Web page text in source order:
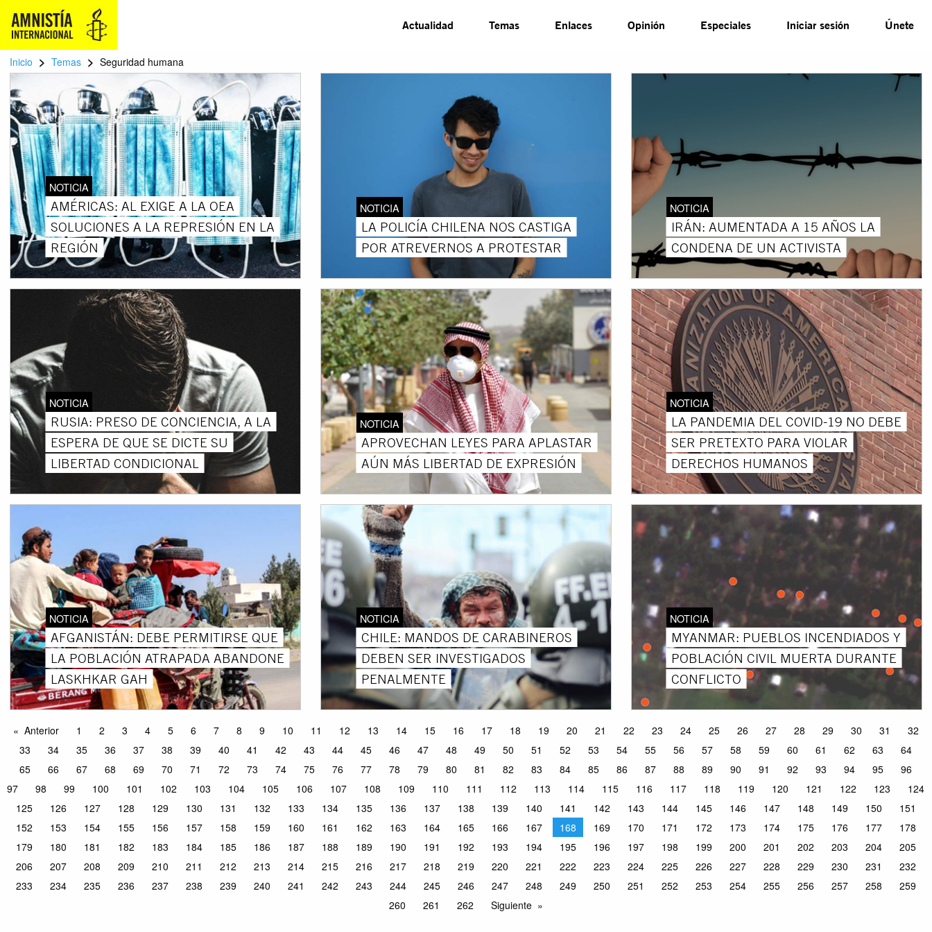
Actualidad Temas Enlaces Opinión Especiales Iniciar sesión Únete
Inicio > Temas > Seguridad humana
NOTICIA
AMÉRICAS: AL EXIGE A LA OEA
SOLUCIONES A LA REPRESIÓN EN LA
REGIÓN
NOTICIA
LA POLICÍA CHILENA NOS CASTIGA
POR ATREVERNOS A PROTESTAR
NOTICIA
IRÁN: AUMENTADA A 15 AÑOS LA
CONDENA DE UN ACTIVISTA
NOTICIA
RUSIA: PRESO DE CONCIENCIA, A LA
ESPERA DE QUE SE DICTE SU
LIBERTAD CONDICIONAL
NOTICIA
APROVECHAN LEYES PARA APLASTAR
AÚN MÁS LIBERTAD DE EXPRESIÓN
NOTICIA
LA PANDEMIA DEL COVID-19 NO DEBE
SER PRETEXTO PARA VIOLAR
DERECHOS HUMANOS
NOTICIA
AFGANISTÁN: DEBE PERMITIRSE QUE
LA POBLACIÓN ATRAPADA ABANDONE
LASKHKAR GAH
NOTICIA
CHILE: MANDOS DE CARABINEROS
DEBEN SER INVESTIGADOS
PENALMENTE
NOTICIA
MYANMAR: PUEBLOS INCENDIADOS Y
POBLACIÓN CIVIL MUERTA DURANTE
CONFLICTO
Anterior 1 2 3 4 5 6 7 8 9 10 11 12 13 14 15 16 17 18 19 20 21 22 23 24 25 26 27 28 29 30 31
32
33
34 35 36 37 38 39 40 41 42 43 44 45 46 47 48 49 50 51 52 53 54 55 56 57 58 59 60 61 62 63
64
65
66 67 68 69 70 71 72 73 74 75 76 77 78 79 80 81 82 83 84 85 86 87 88 89 90 91 92 93 94 95
96
97
98 99 100 101 102 103 104 105 106 107 108 109 110 111 112 113 114 115 116 117 118 119 120 121 122 123
124
125
126 127 128 129 130 131 132 133 134 135 136 137 138 139 140 141 142 143 144 145 146 147 148 149 150
151
152
153 154 155 156 157 158 159 160 161 162 163 164 165 166 167 168 169 170 171 172 173 174 175 176 177
178
179
180 181 182 183 184 185 186 187 188 189 190 191 192 193 194 195 196 197 198 199 200 201 202 203 204
205
206
207 208 209 210 211 212 213 214 215 216 217 218 219 220 221 222 223 224 225 226 227 228 229 230 231
232
233
234 235 236 237 238 239 240 241 242 243 244 245 246 247 248 249 250 251 252 253 254 255 256 257 258
259
260
261 262 Siguiente